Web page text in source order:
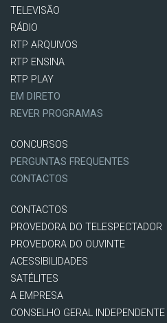
TELEVISÃO
RÁDIO
RTP ARQUIVOS
RTP ENSINA
RTP PLAY
EM DIRETO
REVER PROGRAMAS
CONCURSOS
PERGUNTAS FREQUENTES
CONTACTOS
CONTACTOS
PROVEDORA DO TELESPECTADOR
PROVEDORA DO OUVINTE
ACESSIBILIDADES
SATÉLITES
A EMPRESA
CONSELHO GERAL INDEPENDENTE